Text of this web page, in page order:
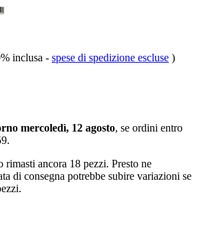
inclusa - spese di spedizione escluse )
mercoledì, 12 agosto, se ordini entro
.
rimasti ancora 18 pezzi. Presto ne
di consegna potrebbe subire variazioni se